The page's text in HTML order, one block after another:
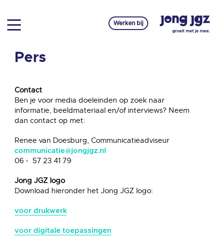
Pers
Contact
Ben je voor media doeleinden op zoek naar
informatie, beeldmateriaal en/of interviews? Neem
dan contact op met:
Renee van Doesburg, Communicatieadviseur
communicatie@jongjgz.nl
06 - 57 23 41 79
Jong JGZ logo
Download hieronder het Jong JGZ logo:
voor drukwerk
voor digitale toepassingen
Werken bij